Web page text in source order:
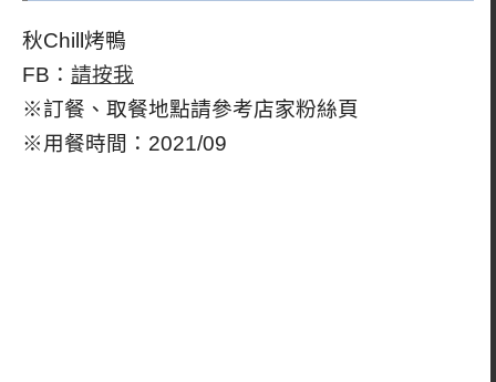
秋Chill烤鴨
FB： 請按我
※訂餐、取餐地點請參考店家粉絲頁
※用餐時間：2021/09